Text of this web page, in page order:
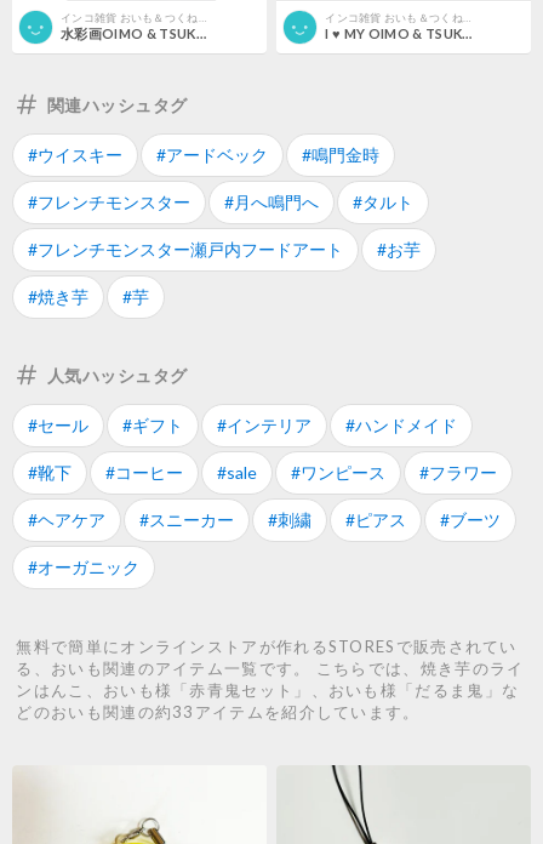
関連ハッシュタグ
#ウイスキー #アードベック #鳴門金時
#フレンチモンスター #月へ鳴門へ #タルト
#フレンチモンスター瀬戸内フードアート #お芋
#焼き芋 #芋
人気ハッシュタグ
#セール #ギフト #インテリア #ハンドメイド
#靴下 #コーヒー #sale #ワンピース #フラワー
#ヘアケア #スニーカー #刺繍 #ピアス #ブーツ
#オーガニック
無料で簡単にオンラインストアが作れるSTORESで販売されてい
る、おいも関連のアイテム一覧です。 こちらでは、焼き芋のライ
ンはんこ、おいも様「赤青鬼セット」、おいも様「だるま鬼」な
どのおいも関連の約33アイテムを紹介しています。